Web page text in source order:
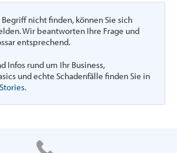
nicht finden, können Sie sich
Wir beantworten Ihre Frage und
entsprechend.
Infos rund um Ihr Business,
und echte Schadenfälle finden Sie in